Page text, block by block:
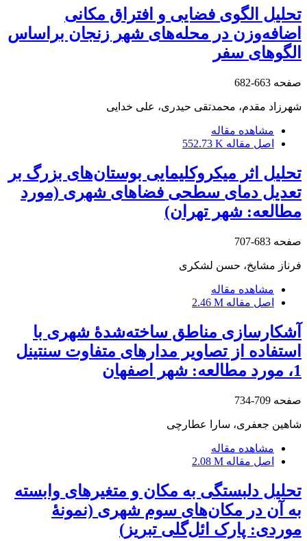
تحلیل الگوی فضایی و افتراق مکانی
اضافه‌وزن در محله‌های شهر زنجان براساس
الگوهای سفر
صفحه 663-682
شهرزاد مقدم، محمدتقی حیدری، علی خدایی
مشاهده مقاله
اصل مقاله 552.73 K
تحلیل اثر میکروکلیمایی بوستان‌های بزرگ بر
تعدیل دمای سطحی فضاهای شهری (مورد
مطالعه: شهر تهران)
صفحه 683-707
فرناز مشایخ، حسن لشکری
مشاهده مقاله
اصل مقاله 2.46 M
آشکارسازی مناطق ساخته‌شدۀ شهری با
استفاده از تصاویر مدارهای متفاوت سنتینل
1، مورد مطالعه: شهر اصفهان
صفحه 709-734
شاهین جعفری، سارا عطارچی
مشاهده مقاله
اصل مقاله 2.08 M
تحلیل دلبستگی به مکان و متغیرهای وابسته
به آن در مکان‌های سوم شهری (نمونۀ
موردی: پارک ائل‌گلی تبریز)